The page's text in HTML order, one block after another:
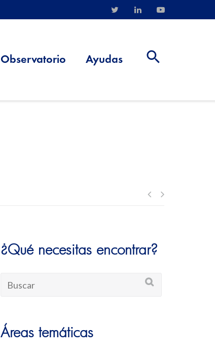
Observatorio Ayudas
¿Qué necesitas encontrar?
Áreas temáticas